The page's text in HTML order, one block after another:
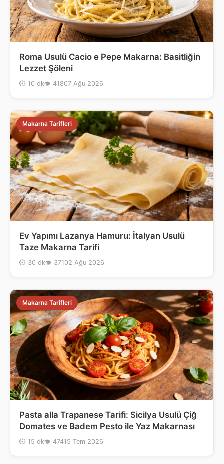
Roma Usulü Cacio e Pepe Makarna: Basitliğin
Lezzet Şöleni
⏲ 10 dk👁 41807 Ağu 2026
Makarna Tarifleri
Ev Yapımı Lazanya Hamuru: İtalyan Usulü
Taze Makarna Tarifi
⏲ 30 dk👁 371 02 Ağu 2026
Makarna Tarifleri
Pasta alla Trapanese Tarifi: Sicilya Usulü Çiğ
Domates ve Badem Pesto ile Yaz Makarnası
⏲ 15 dk👁 47415 Tem 2026